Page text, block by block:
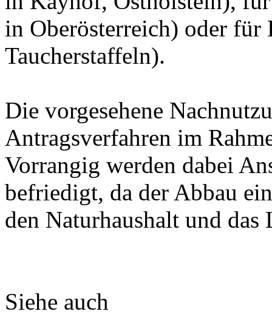
in Oberösterreich) oder für
Taucherstaffeln).
Die vorgesehene
Antragsverfahren im
Vorrangig werden dabei
befriedigt, da der Abbau
den Naturhaushalt und
Siehe auch